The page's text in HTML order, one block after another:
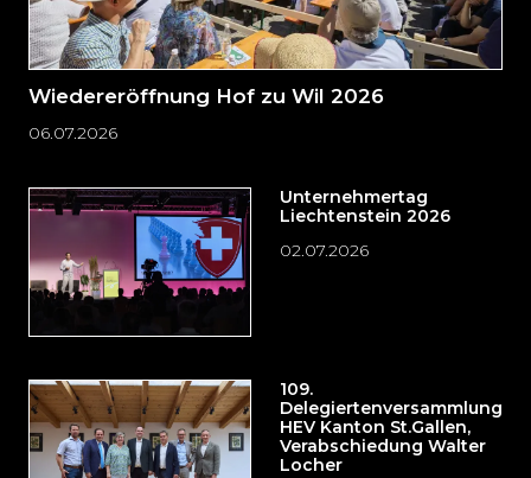
Wiedereröffnung Hof zu Wil 2026
06.07.2026
Unternehmertag
Liechtenstein 2026
02.07.2026
109.
Delegiertenversammlung
HEV Kanton St.Gallen,
Verabschiedung Walter
Locher